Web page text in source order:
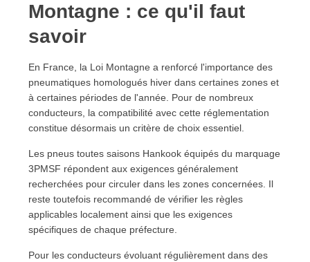
Montagne : ce qu'il faut
savoir
En France, la Loi Montagne a renforcé l'importance des
pneumatiques homologués hiver dans certaines zones et
à certaines périodes de l'année. Pour de nombreux
conducteurs, la compatibilité avec cette réglementation
constitue désormais un critère de choix essentiel.
Les pneus toutes saisons Hankook équipés du marquage
3PMSF répondent aux exigences généralement
recherchées pour circuler dans les zones concernées. Il
reste toutefois recommandé de vérifier les règles
applicables localement ainsi que les exigences
spécifiques de chaque préfecture.
Pour les conducteurs évoluant régulièrement dans des